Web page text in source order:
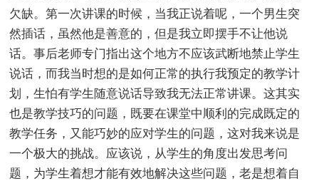
欠缺。第一次讲课的时候，当我正说着呢，一个男生突
然插话，虽然他是善意的，但是我立即摆手不让他说
话。事后老师专门指出这个地方不应该武断地禁止学生
说话，而我当时想的是如何正常的执行我预定的教学计
划，生怕有学生随意说话导致我无法正常讲课。这其实
也是教学技巧的问题，既要在课堂中顺利的完成既定的
教学任务，又能巧妙的应对学生的问题，这对我来说是
一个极大的挑战。应该说，从学生的角度出发思考问
题，为学生着想才能有效地解决这些问题，老是想着自